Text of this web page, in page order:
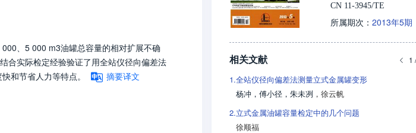
、5 000 m3油罐总容量的相对扩展不确
合实际检定经验验证了用全站仪径向偏差法
和节省人力等特点。
摘要译文
CN 11-3945/TE
所属期次： 2013年5期
相关文献 1
1.全站仪径向偏差法测量立式金属罐变形
杨冲 ， 傅小径 ， 朱未冽 ， 徐云帆
2.立式金属油罐容量检定中的几个问题
徐顺福